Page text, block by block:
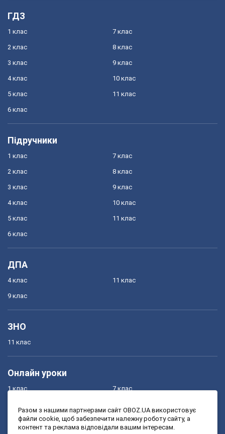
ГДЗ
1 клас
2 клас
3 клас
4 клас
5 клас
6 клас
7 клас
8 клас
9 клас
10 клас
11 клас
Підручники
1 клас
2 клас
3 клас
4 клас
5 клас
6 клас
7 клас
8 клас
9 клас
10 клас
11 клас
ДПА
4 клас
9 клас
11 клас
ЗНО
11 клас
Онлайн уроки
1 клас
3 клас
7 клас
9 клас
Разом з нашими партнерами сайт OBOZ.UA використовує
файли cookie, щоб забезпечити належну роботу сайту, а
контент та реклама відповідали вашим інтересам.